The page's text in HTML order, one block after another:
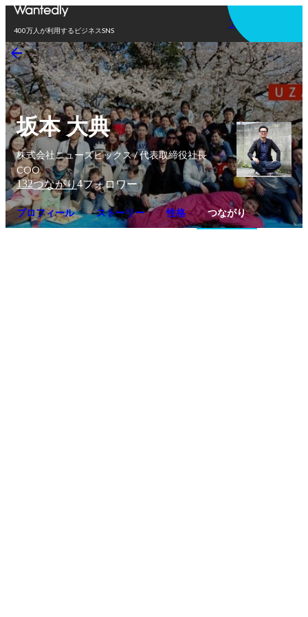
400万人が利用するビジネスSNS
アプリを使う
坂本 大典
株式会社ニューズピックス / 代表取締役社長
COO
132つながり4フォロワー
プロフィール ストーリー 性格 つながり